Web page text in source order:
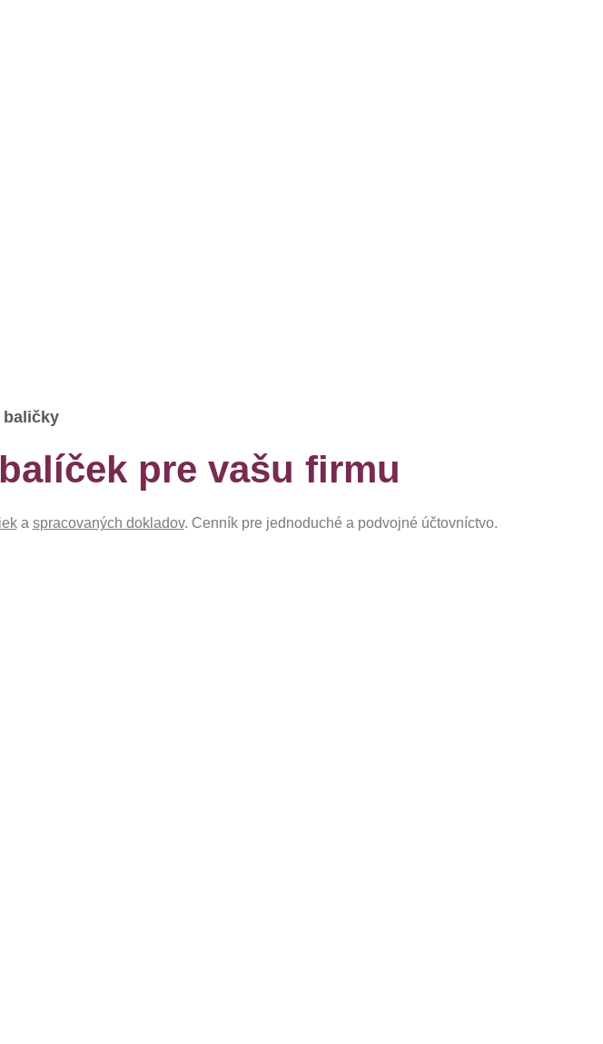
baličky
pre vašu firmu
a spracovaných dokladov. Cenník pre jednoduché a podvojné účtovníctvo.